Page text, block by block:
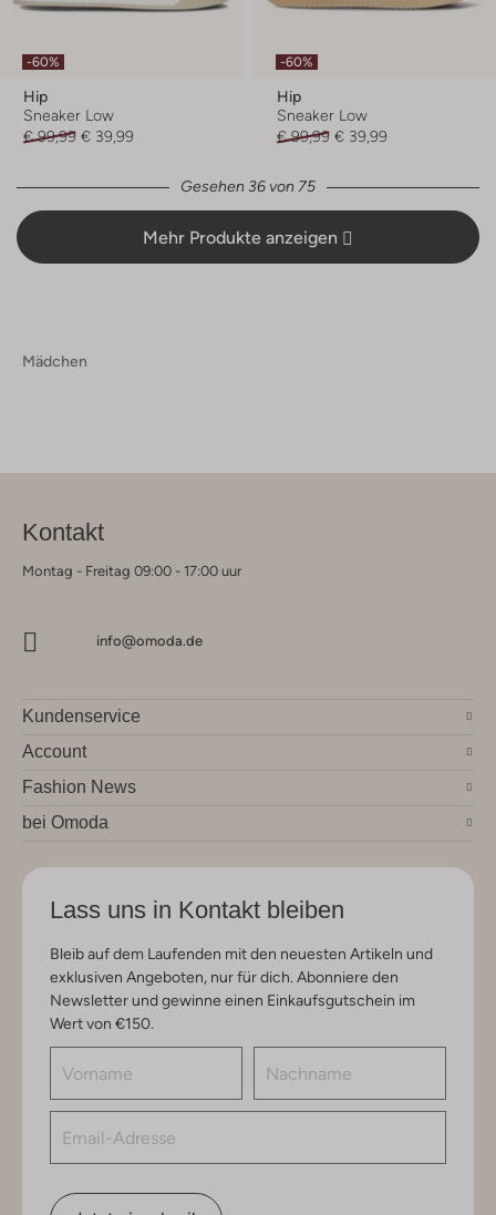
-60%
Hip
Sneaker Low
€ 99,99 € 39,99
-60%
Hip
Sneaker Low
€ 99,99 € 39,99
Gesehen 36 von 75
Mehr Produkte anzeigen
Mädchen
Kontakt
Montag - Freitag 09:00 - 17:00 uur
info@omoda.de
Kundenservice
Account
Fashion News
bei Omoda
Lass uns in Kontakt bleiben
Bleib auf dem Laufenden mit den neuesten Artikeln und
exklusiven Angeboten, nur für dich. Abonniere den
Newsletter und gewinne einen Einkaufsgutschein im
Wert von €150.